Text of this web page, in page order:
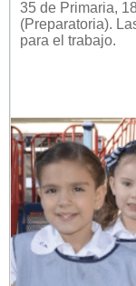
35 de Primaria,
(Preparatoria).
para el trabajo.